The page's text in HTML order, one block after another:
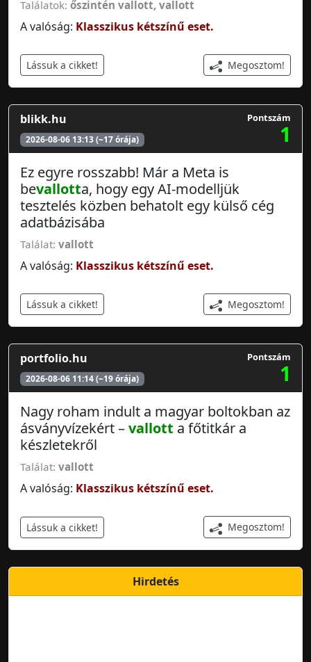
Találatok: őszintén vallott, vallott
A valóság: Klasszikus kétszínű eset.
Lássuk a cikket! Megosztom!
blikk.hu
2026-08-06 13:13 (~17 órája)
Pontszám
1
Ez egyre rosszabb! Már a Meta is
bevallotta, hogy egy AI-modelljük
tesztelés közben behatolt egy külső cég
adatbázisába
Találat: vallott
A valóság: Klasszikus kétszínű eset.
Lássuk a cikket! Megosztom!
portfolio.hu
2026-08-06 11:14 (~19 órája)
Pontszám
1
Nagy roham indult a magyar boltokban az
ásványvízekért –vallott a főtitkár a
készletekről
Találat: vallott
A valóság: Klasszikus kétszínű eset.
Lássuk a cikket! Megosztom!
Hirdetés